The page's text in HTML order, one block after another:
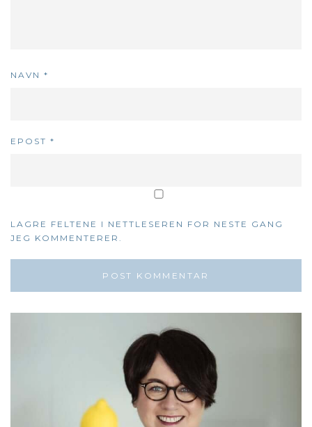
NAVN *
EPOST *
LAGRE FELTENE I NETTLESEREN FOR NESTE GANG
JEG KOMMENTERER.